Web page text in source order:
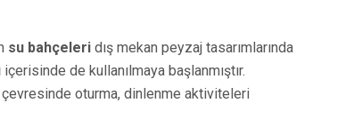
su bahçeleri dış mekan peyzaj tasarımlarında
içerisinde de kullanılmaya başlanmıştır.
oturma, dinlenme aktiviteleri